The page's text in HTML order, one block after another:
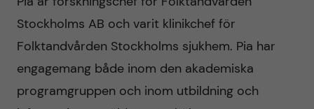
Stockholms AB och varit klinikchef för
Folktandvården Stockholms sjukhem. Pia har
engagemang både inom den akademiska
programgruppen och inom utbildning och